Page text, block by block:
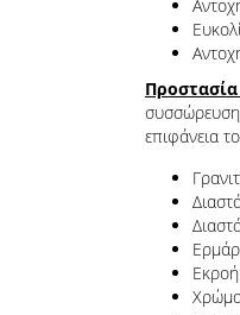
συσσώρευση
επιφάνεια